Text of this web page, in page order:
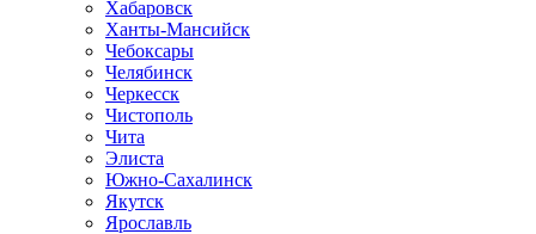
Хабаровск
Ханты-Мансийск
Чебоксары
Челябинск
Черкесск
Чистополь
Чита
Элиста
Южно-Сахалинск
Якутск
Ярославль